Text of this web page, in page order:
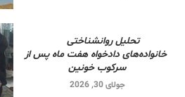
تحلیل روانشناختی
خانواده‌های دادخواه هفت ماه پس از
سرکوب خونین
جولای 30, 2026